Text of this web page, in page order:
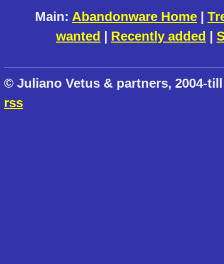
Main: Abandonware Home |
wanted | Recently added |
© Juliano Vetus & partners, 2004-
rss